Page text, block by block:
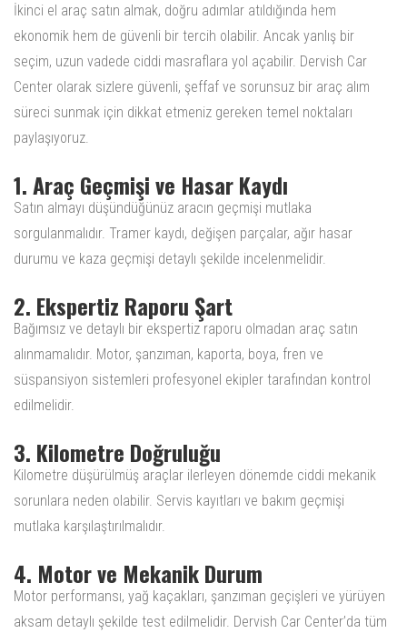
İkinci el araç satın almak, doğru adımlar atıldığında hem
ekonomik hem de güvenli bir tercih olabilir. Ancak yanlış bir
seçim, uzun vadede ciddi masraflara yol açabilir. Dervish Car
Center olarak sizlere güvenli, şeffaf ve sorunsuz bir araç alım
süreci sunmak için dikkat etmeniz gereken temel noktaları
paylaşıyoruz.
1. Araç Geçmişi ve Hasar Kaydı
Satın almayı düşündüğünüz aracın geçmişi mutlaka
sorgulanmalıdır. Tramer kaydı, değişen parçalar, ağır hasar
durumu ve kaza geçmişi detaylı şekilde incelenmelidir.
2. Ekspertiz Raporu Şart
Bağımsız ve detaylı bir ekspertiz raporu olmadan araç satın
alınmamalıdır. Motor, şanzıman, kaporta, boya, fren ve
süspansiyon sistemleri profesyonel ekipler tarafından kontrol
edilmelidir.
3. Kilometre Doğruluğu
Kilometre düşürülmüş araçlar ilerleyen dönemde ciddi mekanik
sorunlara neden olabilir. Servis kayıtları ve bakım geçmişi
mutlaka karşılaştırılmalıdır.
4. Motor ve Mekanik Durum
Motor performansı, yağ kaçakları, şanzıman geçişleri ve yürüyen
aksam detaylı şekilde test edilmelidir. Dervish Car Center’da tüm